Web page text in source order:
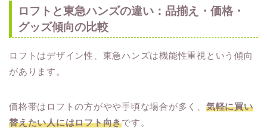
ロフトと東急ハンズの違い：品揃え・価格・
グッズ傾向の比較
ロフトはデザイン性、東急ハンズは機能性重視という傾向
があります。
価格帯はロフトの方がやや手頃な場合が多く、 気軽に買い
替えたい人にはロフト向きです。